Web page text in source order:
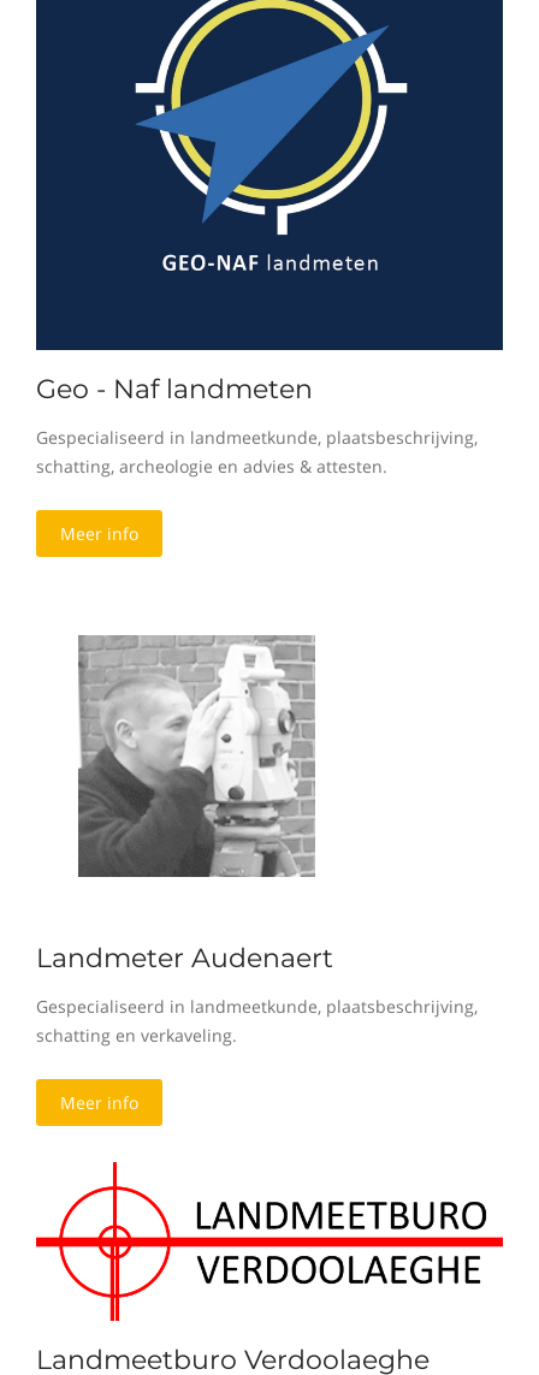
Geo - Naf landmeten
Gespecialiseerd in landmeetkunde, plaatsbeschrijving,
schatting, archeologie en advies & attesten.
Meer info
Landmeter Audenaert
Gespecialiseerd in landmeetkunde, plaatsbeschrijving,
schatting en verkaveling.
Meer info
Landmeetburo Verdoolaeghe